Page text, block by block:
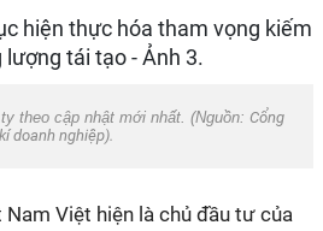
theo cập nhật mới nhất. (Nguồn: Cổng
doanh nghiệp).
Việt hiện là chủ đầu tư của